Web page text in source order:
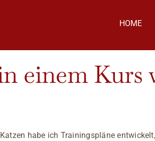
HOME
einem Kurs
habe ich Trainingspläne